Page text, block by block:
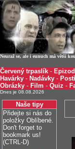
Neuraž se, ale i eunuch má větší
Červený trpaslík -
Havárky - Nadávky -
Obrázky - Film - Quiz -
Dnes je 08.08.2026
Naše tipy
Přidejte si nás do
položky Oblíbené.
Don't forget to
bookmark us!
(CTRL-D)